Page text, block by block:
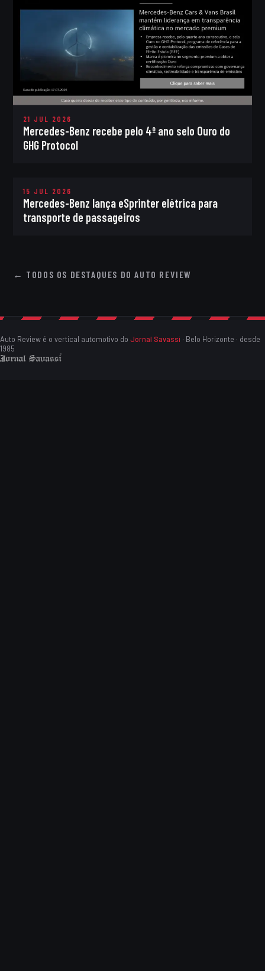
21 JUL 2026
Mercedes-Benz recebe pelo 4º ano selo Ouro do
GHG Protocol
15 JUL 2026
Mercedes-Benz lança eSprinter elétrica para
transporte de passageiros
← TODOS OS DESTAQUES DO AUTO REVIEW
Auto Review é o vertical automotivo do Jornal Savassi · Belo Horizonte · desde
1985